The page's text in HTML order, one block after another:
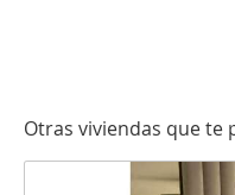
Otras viviendas que te